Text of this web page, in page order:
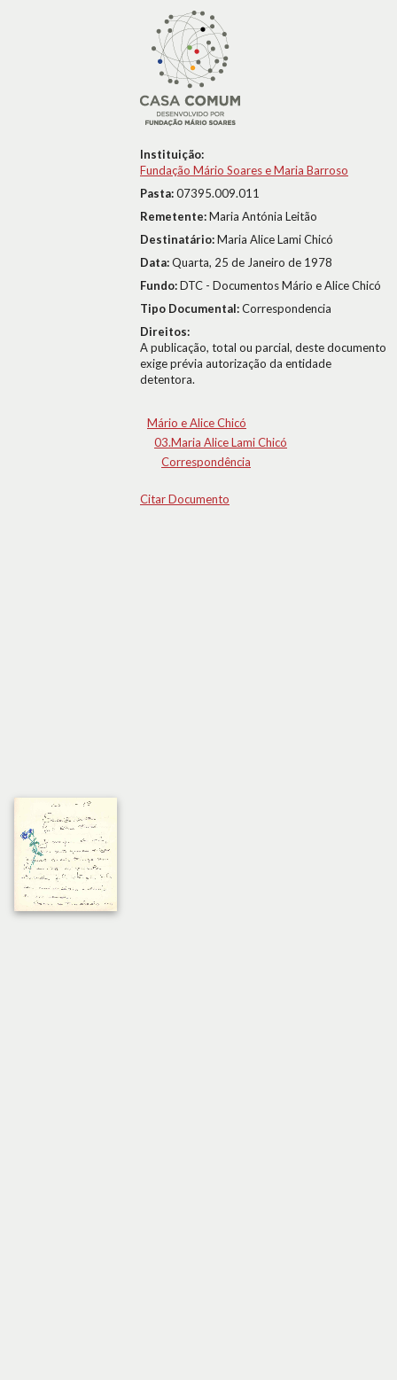
Instituição:
Fundação Mário Soares e Maria Barroso
Pasta:07395.009.011
Remetente:Maria Antónia Leitão
Destinatário:Maria Alice Lami Chicó
Data:Quarta, 25 de Janeiro de 1978
Fundo:DTC - Documentos Mário e Alice Chicó
Tipo Documental:Correspondencia
Direitos:
A publicação, total ou parcial, deste documento
exige prévia autorização da entidade
detentora.
Mário e Alice Chicó
03.Maria Alice Lami Chicó
Correspondência
Citar Documento